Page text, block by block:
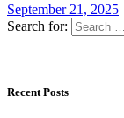
September 21, 2025
Search for:
Recent Posts